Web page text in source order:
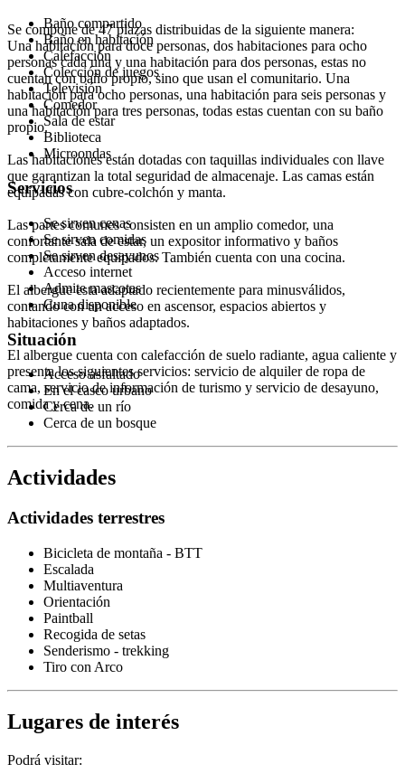
Se compone de 47 plazas distribuidas de la siguiente manera:
Una habitación para doce personas, dos habitaciones para ocho
personas cada una y una habitación para dos personas, estas no
cuentan con baño propio, sino que usan el comunitario. Una
habitación para ocho personas, una habitación para seis personas y
una habitación para tres personas, todas estas cuentan con su baño
propio.
Las habitaciones están dotadas con taquillas individuales con llave
que garantizan la total seguridad de almacenaje. Las camas están
equipadas con cubre-colchón y manta.
Las partes comunes consisten en un amplio comedor, una
confortante sala de estar, un expositor informativo y baños
completamente equipados. También cuenta con una cocina.
El albergue esta adaptado recientemente para minusválidos,
contando con un acceso en ascensor, espacios abiertos y
habitaciones y baños adaptados.
El albergue cuenta con calefacción de suelo radiante, agua caliente y
presenta los siguientes servicios: servicio de alquiler de ropa de
cama, servicio de información de turismo y servicio de desayuno,
comida y cena.
Baño compartido
Baño en habitación
Calefacción
Colección de juegos
Televisión
Comedor
Sala de estar
Biblioteca
Microondas
Servicios
Se sirven cenas
Se sirven comidas
Se sirven desayunos
Acceso internet
Admite mascotas
Cuna disponible
Situación
Acceso asfaltado
En el casco urbano
Cerca de un río
Cerca de un bosque
Actividades
Actividades terrestres
Bicicleta de montaña - BTT
Escalada
Multiaventura
Orientación
Paintball
Recogida de setas
Senderismo - trekking
Tiro con Arco
Lugares de interés
Podrá visitar: